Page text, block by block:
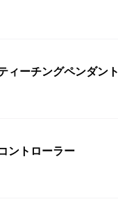
ィーチングペンダント
ントローラー